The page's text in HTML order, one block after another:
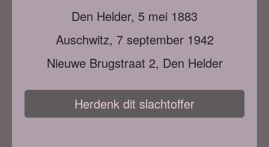
Den Helder, 5 mei 1883
Auschwitz, 7 september 1942
Nieuwe Brugstraat 2, Den Helder
Herdenk dit slachtoffer